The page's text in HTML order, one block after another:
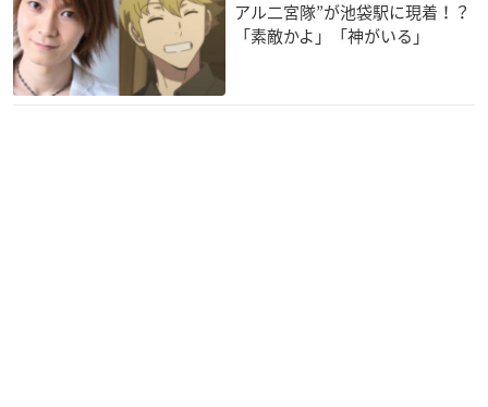
アル二宮隊”が池袋駅に現着！？
「素敵かよ」「神がいる」